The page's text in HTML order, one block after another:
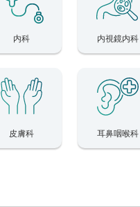
内科 内視鏡内科
皮膚科 耳鼻咽喉科